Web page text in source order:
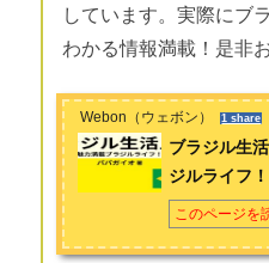
しています。実際にブ
わかる情報満載！是非
Webon（ウェボン） 1 share
ブラジル生
ジルライフ
このページを